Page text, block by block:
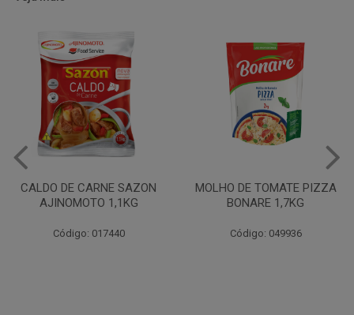
MOLHO DE TOMATE PIZZA
BONARE 1,7KG
Código: 049936
MARGARINA USO
PROFISSIONAL 80% CUKIN
Código: 062469